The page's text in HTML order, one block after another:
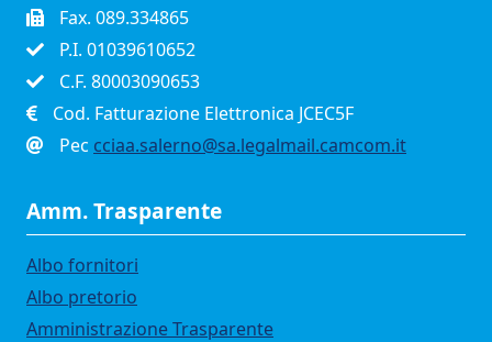
Fax. 089.334865
P.I. 01039610652
C.F. 80003090653
Cod. Fatturazione Elettronica JCEC5F
Pec cciaa.salerno@sa.legalmail.camcom.it
Amm. Trasparente
Albo fornitori
Albo pretorio
Amministrazione Trasparente